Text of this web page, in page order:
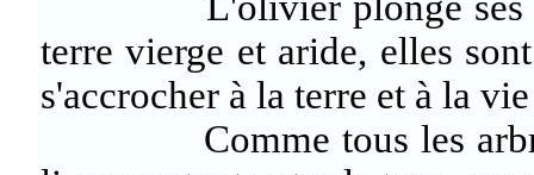
terre vierge et aride, elles
s'accrocher à la terre et à la
Comme tous les arbres,